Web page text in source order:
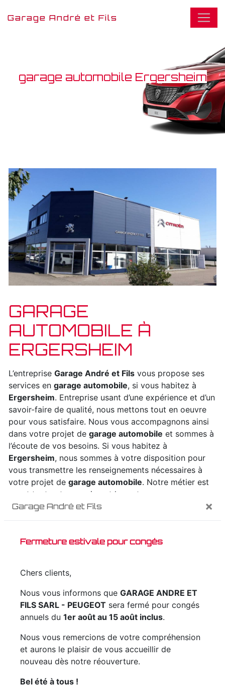
Garage André et Fils ×
Fermeture estivale pour congés
Chers clients,
Nous vous informons que GARAGE ANDRE ET
FILS SARL - PEUGEOT sera fermé pour congés
annuels du 1er août au 15 août inclus.
Nous vous remercions de votre compréhension
et aurons le plaisir de vous accueillir de
nouveau dès notre réouverture.
Bel été à tous !
Garage André et Fils
garage automobile Ergersheim
GARAGE
AUTOMOBILE À
ERGERSHEIM
L’entreprise Garage André et Fils vous propose ses
services en garage automobile, si vous habitez à
Ergersheim. Entreprise usant d’une expérience et d’un
savoir-faire de qualité, nous mettons tout en oeuvre
pour vous satisfaire. Nous vous accompagnons ainsi
dans votre projet de garage automobile et sommes à
l’écoute de vos besoins. Si vous habitez à
Ergersheim, nous sommes à votre disposition pour
vous transmettre les renseignements nécessaires à
votre projet de garage automobile. Notre métier est
avant tout notre passion et le partager avec vous
renforce encore plus notre désir de réussir. Toute
Contactez nous